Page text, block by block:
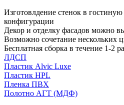
Изготовлдение стенок в
конфигурации
Декор и отделку фасадов можно
Возможно сочетание нескольких
Бесплатная сборка в течение 1-2
ЛДСП
Пластик Alvic Luxe
Пластик HPL
Пленка ПВХ
Полотно АГТ (МДФ)